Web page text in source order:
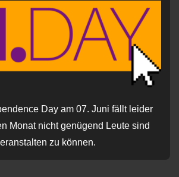
Day am 07. Juni fällt leider
Monat nicht genügend Leute sind
zu können.